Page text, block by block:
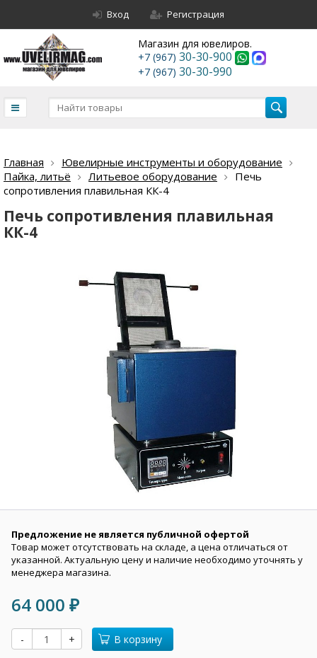
Вход Регистрация
Магазин для ювелиров.
+7 (967) 30-30-900
+7 (967) 30-30-990
Главная
Ювелирные инструменты и оборудование
Пайка, литьё
Литьевое оборудование
Печь
сопротивления плавильная КК-4
Печь сопротивления плавильная
КК-4
Предложение не является публичной офертой
Товар может отсутствовать на складе, а цена отличаться от
указанной. Актуальную цену и наличие необходимо уточнять у
менеджера магазина.
64 000 ₽
- + В корзину